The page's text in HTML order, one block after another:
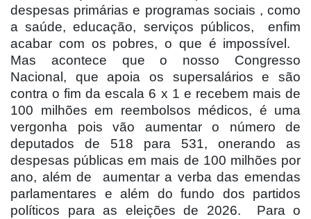
despesas primárias e programas sociais , como
a saúde, educação, serviços públicos,
enfim
acabar com os pobres, o que é impossível.
Mas acontece que o nosso Congresso
Nacional, que apoia os supersalários e são
contra o fim da escala 6 x 1 e recebem mais de
100 milhões em reembolsos médicos, é uma
vergonha pois vão aumentar o número de
deputados de 518 para 531, onerando as
despesas públicas em mais de 100 milhões por
ano, além de
aumentar a verba das emendas
parlamentares e além do fundo dos partidos
políticos para as eleições de 2026.
Para o